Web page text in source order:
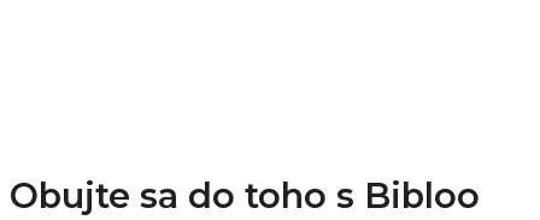
Obujte sa do toho s Bibloo